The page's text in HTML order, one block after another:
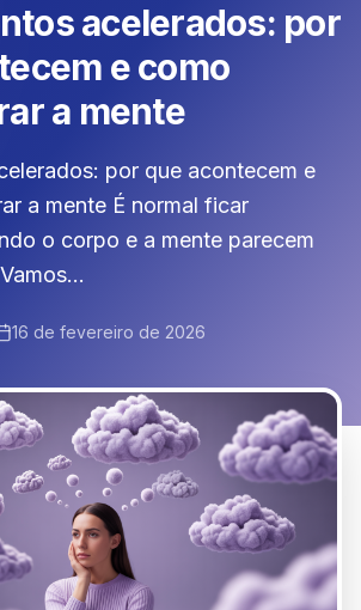
acelerados: por
e como
a mente
por que acontecem e
a mente É normal ficar
o corpo e a mente parecem
16 de fevereiro de 2026